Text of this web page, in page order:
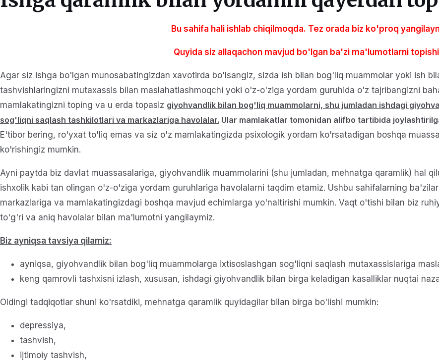
Bu sahifa hali ishlab chiqilmoqda. Tez orada biz ko'proq
Quyida siz allaqachon mavjud bo'lgan ba'zi ma'lumotlarni
Agar siz ishga bo'lgan munosabatingizdan xavotirda bo'lsangiz, sizda ish bilan bog'liq muammolar yoki ish
tashvishlaringizni mutaxassis bilan maslahatlashmoqchi yoki o'z-o'ziga yordam guruhida o'z tajribangizni
mamlakatingizni toping va u erda topasiz giyohvandlik bilan bog'liq muammolarni, shu jumladan ishdagi
sog'liqni saqlash tashkilotlari va markazlariga havolalar. Ular mamlakatlar tomonidan alifbo tartibida
E'tibor bering, ro'yxat to'liq emas va siz o'z mamlakatingizda psixologik yordam ko'rsatadigan boshqa
ko'rishingiz mumkin.
Ayni paytda biz davlat muassasalariga, giyohvandlik muammolarini (shu jumladan, mehnatga qaramlik) hal
ishxolik kabi tan olingan o'z-o'ziga yordam guruhlariga havolalarni taqdim etamiz. Ushbu sahifalarning
markazlariga va mamlakatingizdagi boshqa mavjud echimlarga yo'naltirishi mumkin. Vaqt o'tishi bilan biz
to'g'ri va aniq havolalar bilan ma'lumotni yangilaymiz.
Biz ayniqsa tavsiya qilamiz:
ayniqsa, giyohvandlik bilan bog'liq muammolarga ixtisoslashgan sog'liqni saqlash mutaxassislariga
keng qamrovli tashxisni izlash, xususan, ishdagi giyohvandlik bilan birga keladigan kasalliklar nuqtai
Oldingi tadqiqotlar shuni ko'rsatdiki, mehnatga qaramlik quyidagilar bilan birga bo'lishi mumkin:
depressiya,
tashvish,
ijtimoiy tashvish,